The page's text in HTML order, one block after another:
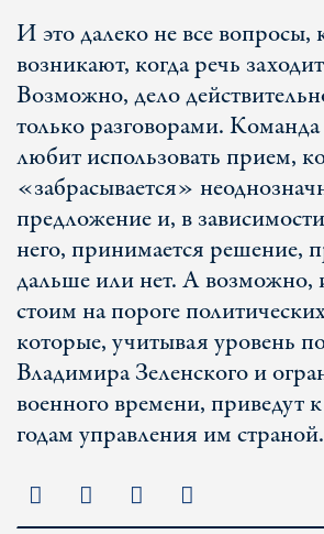
И это далеко не все вопросы,
возникают, когда речь
Возможно, дело
только разговорами.
любит использовать прием,
«забрасывается»
предложение и, в
него, принимается решение,
дальше или нет. А возможно,
стоим на пороге
которые, учитывая уровень
Владимира Зеленского и
военного времени, приведут
годам управления им страной.